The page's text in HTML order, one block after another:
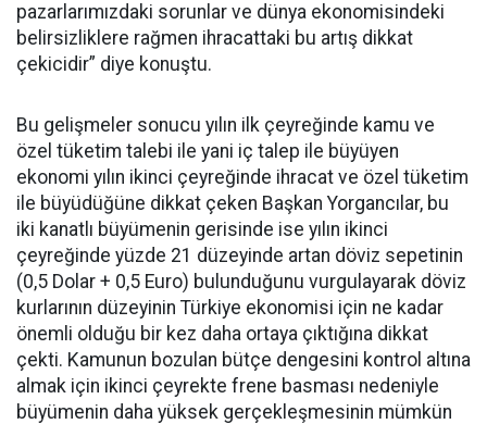
pazarlarımızdaki sorunlar ve dünya ekonomisindeki
belirsizliklere rağmen ihracattaki bu artış dikkat
çekicidir” diye konuştu.
Bu gelişmeler sonucu yılın ilk çeyreğinde kamu ve
özel tüketim talebi ile yani iç talep ile büyüyen
ekonomi yılın ikinci çeyreğinde ihracat ve özel tüketim
ile büyüdüğüne dikkat çeken Başkan Yorgancılar, bu
iki kanatlı büyümenin gerisinde ise yılın ikinci
çeyreğinde yüzde 21 düzeyinde artan döviz sepetinin
(0,5 Dolar + 0,5 Euro) bulunduğunu vurgulayarak döviz
kurlarının düzeyinin Türkiye ekonomisi için ne kadar
önemli olduğu bir kez daha ortaya çıktığına dikkat
çekti. Kamunun bozulan bütçe dengesini kontrol altına
almak için ikinci çeyrekte frene basması nedeniyle
büyümenin daha yüksek gerçekleşmesinin mümkün